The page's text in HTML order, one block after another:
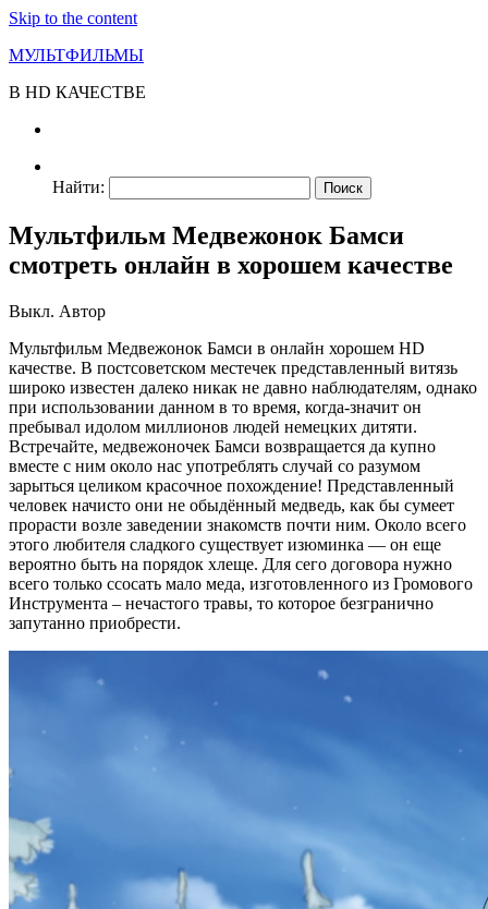
Skip to the content
МУЛЬТФИЛЬМЫ
В HD КАЧЕСТВЕ
Найти:
Мультфильм Медвежонок Бамси
смотреть онлайн в хорошем качестве
Выкл. Автор
Мультфильм Медвежонок Бамси в онлайн хорошем HD
качестве. В постсоветском местечек представленный витязь
широко известен далеко никак не давно наблюдателям, однако
при использовании данном в то время, когда-значит он
пребывал идолом миллионов людей немецких дитяти.
Встречайте, медвежоночек Бамси возвращается да купно
вместе с ним около нас употреблять случай со разумом
зарыться целиком красочное похождение! Представленный
человек начисто они не обыдённый медведь, как бы сумеет
прорасти возле заведении знакомств почти ним. Около всего
этого любителя сладкого существует изюминка — он еще
вероятно быть на порядок хлеще. Для сего договора нужно
всего только ссосать мало меда, изготовленного из Громового
Инструмента – нечастого травы, то которое безгранично
запутанно приобрести.